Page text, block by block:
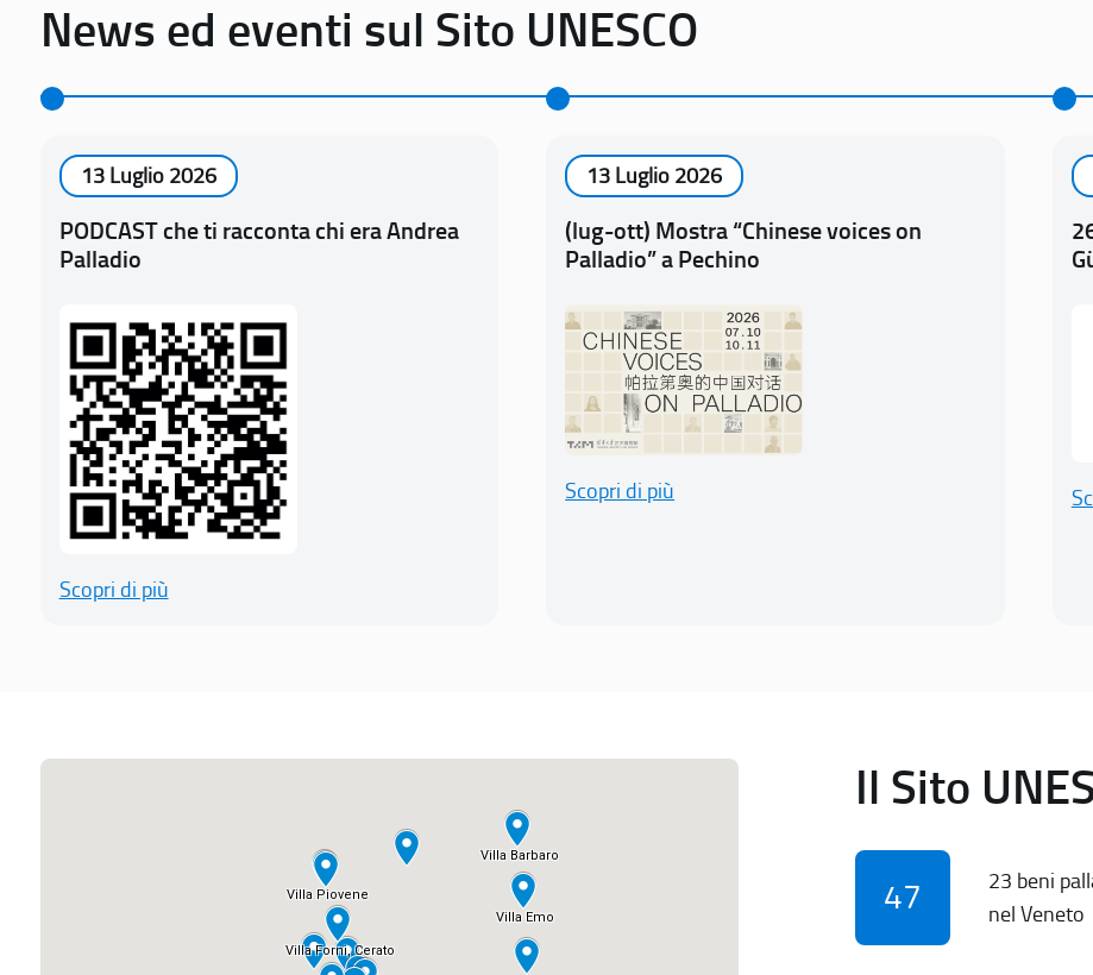
News ed eventi sul Sito UNESCO
13 Luglio 2026
PODCAST che ti racconta chi era Andrea
Palladio
Scopri di più
13 Luglio 2026
(lug-ott) Mostra “Chinese voices on
Palladio” a Pechino
Scopri di più
Il Sito
47
23 beni
nel Veneto